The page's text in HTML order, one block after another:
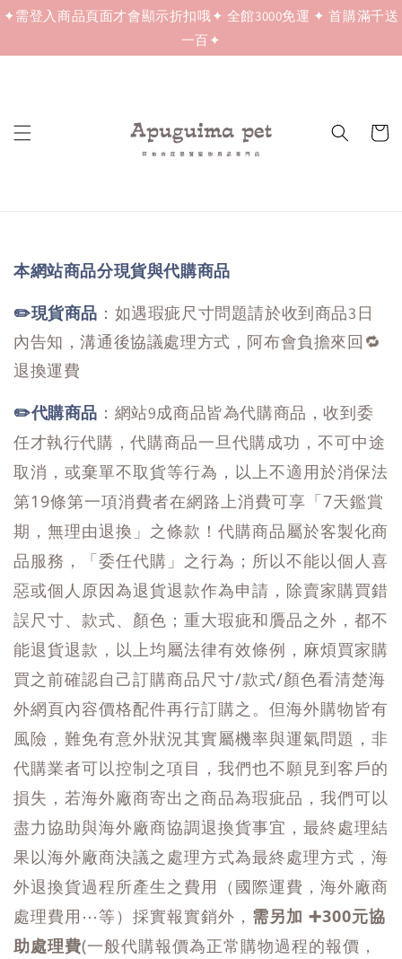
✦需登入商品頁面才會顯示折扣哦✦ 全館3000免運 ✦ 首購滿千送
一百✦
本網站商品分現貨與代購商品
✏️現貨商品 ：如遇瑕疵尺寸問題請於收到商品3日
內告知，溝通後協議處理方式，阿布會負擔來回🔁
退換運費
✏️代購商品 ：網站9成商品皆為代購商品，收到委
任才執行代購，代購商品一旦代購成功，不可中途
取消，或棄單不取貨等行為，以上不適用於消保法
第19條第一項消費者在網路上消費可享「7天鑑賞
期，無理由退換」之條款！代購商品屬於客製化商
品服務，「委任代購」之行為；所以不能以個人喜
惡或個人原因為退貨退款作為申請，除賣家購買錯
誤尺寸、款式、顏色；重大瑕疵和贗品之外，都不
能退貨退款，以上均屬法律有效條例，麻煩買家購
買之前確認自己訂購商品尺寸/款式/顏色看清楚海
外網頁內容價格配件再行訂購之。但海外購物皆有
風險，難免有意外狀況其實屬機率與運氣問題，非
代購業者可以控制之項目，我們也不願見到客戶的
損失，若海外廠商寄出之商品為瑕疵品，我們可以
盡力協助與海外廠商協調退換貨事宜，最終處理結
果以海外廠商決議之處理方式為最終處理方式，海
外退換貨過程所產生之費用（國際運費，海外廠商
處理費用⋯等）採實報實銷外 ， 需另加 ➕300元協
助處理費(一般代購報價為正常購物過程的報價，